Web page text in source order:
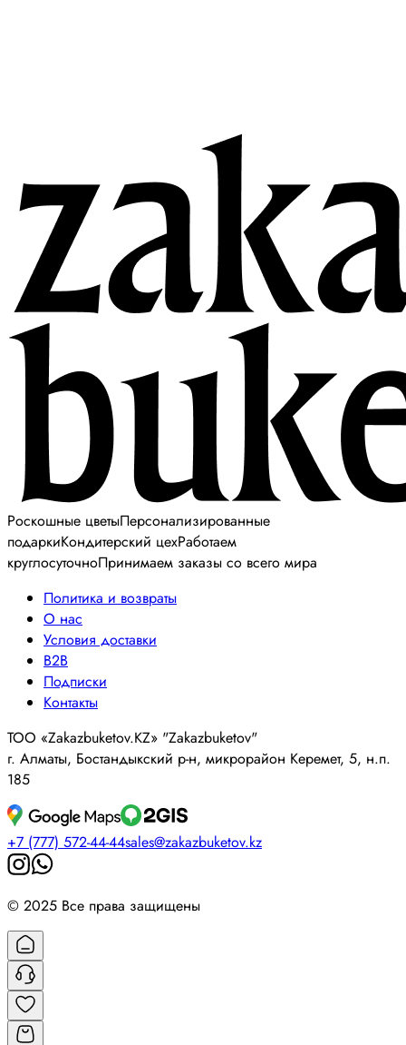
Роскошные цветыПерсонализированные
подаркиКондитерский цехРаботаем
круглосуточноПринимаем заказы со всего мира
Политика и возвраты
О нас
Условия доставки
B2B
Подписки
Контакты
ТОО «Zakazbuketov.KZ» "Zakazbuketov"
г. Алматы, Бостандыкский р-н, микрорайон Керемет, 5, н.п.
185
+7 (777) 572-44-44sales@zakazbuketov.kz
© 2025 Все права защищены